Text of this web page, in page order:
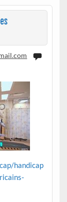
handicap